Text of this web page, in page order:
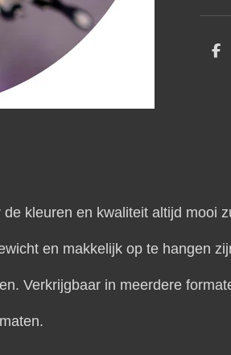
D
de kleuren en kwaliteit altijd mooi
en makkelijk op te hangen
Verkrijgbaar in meerdere